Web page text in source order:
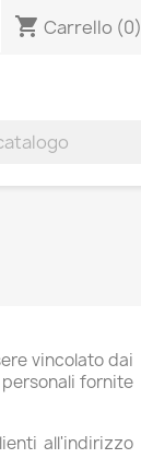
shopping_cart Carrello (0)
vincolato dai
fornite
all'indirizzo